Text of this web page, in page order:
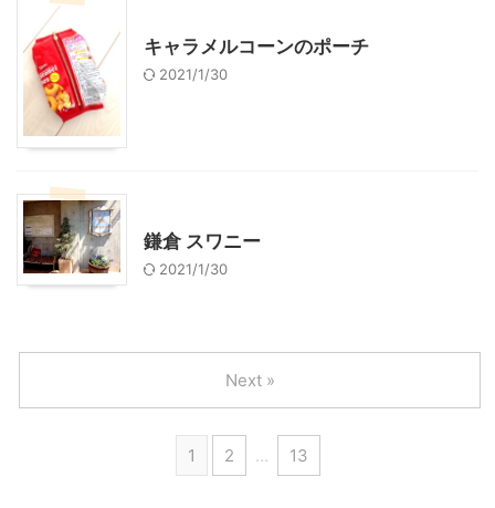
キャラメルコーンのポーチ
2021/1/30
鎌倉 スワニー
2021/1/30
1 2 … 13
Next »